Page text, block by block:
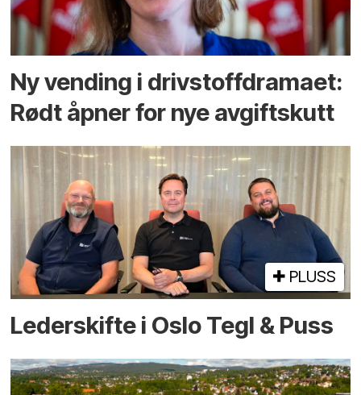
Ny vending i drivstoffdramaet:
Rødt åpner for nye avgiftskutt
PLUSS
Lederskifte i Oslo Tegl & Puss